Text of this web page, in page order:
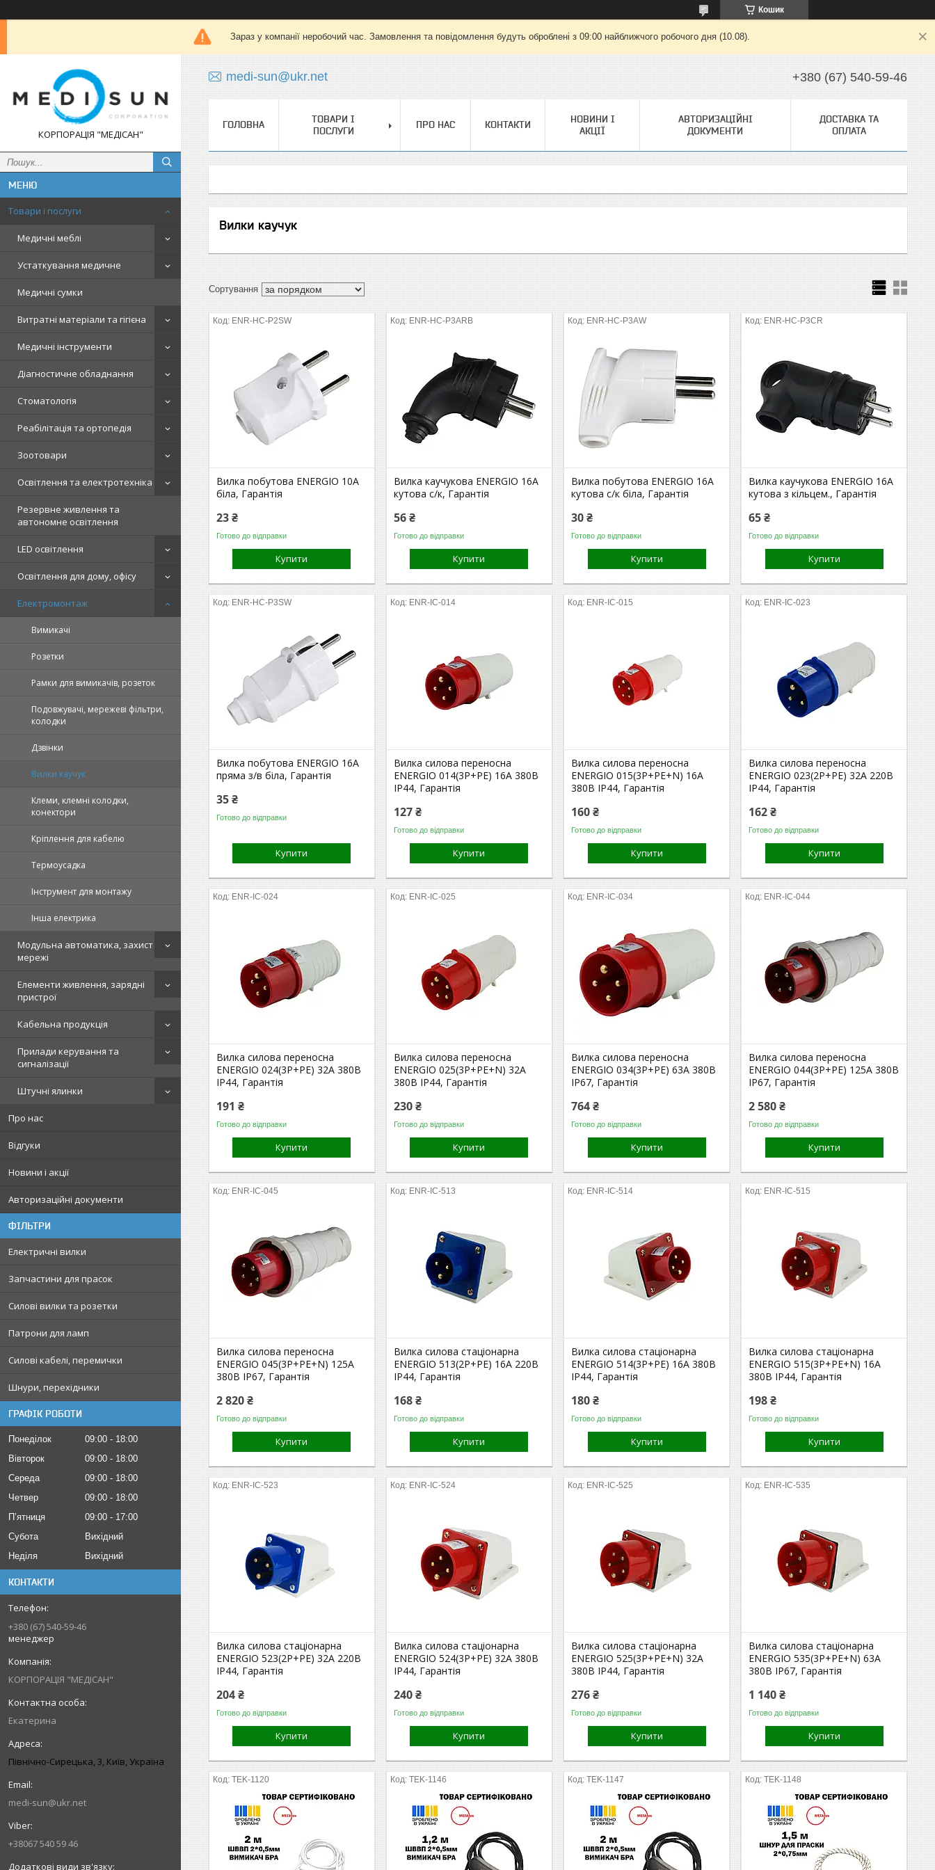
Кошик
Зараз у компанії неробочий час. Замовлення та повідомлення будуть оброблені з 09:00 найближчого робочого дня (10.08).
КОРПОРАЦІЯ "МЕДІСАН"
Товари і послуги
Медичні меблі
Устаткування медичне
Медичні сумки
Витратні матеріали та гігієна
Медичні інструменти
Діагностичне обладнання
Стоматологія
Реабілітація та ортопедія
Зоотовари
Освітлення та електротехніка
Резервне живлення та
автономне освітлення
LED освітлення
Освітлення для дому, офісу
Електромонтаж
Вимикачі
Розетки
Рамки для вимикачів, розеток
Подовжувачі, мережеві фільтри,
колодки
Дзвінки
Вилки каучук
Клеми, клемні колодки,
конектори
Кріплення для кабелю
Термоусадка
Інструмент для монтажу
Інша електрика
Модульна автоматика, захист
мережі
Елементи живлення, зарядні
пристрої
Кабельна продукція
Прилади керування та
сигналізації
Штучні ялинки
Про нас
Відгуки
Новини і акції
Авторизаційні документи
ФІЛЬТРИ
Електричні вилки
Запчастини для прасок
Силові вилки та розетки
Патрони для ламп
Силові кабелі, перемички
Шнури, перехідники
ГРАФІК РОБОТИ
Понеділок 09:00
18:00
Вівторок
09:00
18:00
Середа
09:00
18:00
Четвер
09:00
18:00
Пʼятниця
09:00
17:00
Субота
Вихідний
Неділя
Вихідний
КОНТАКТИ
+380 (67) 540-59-46
менеджер
КОРПОРАЦІЯ "МЕДІСАН"
Екатерина
Північно-Сирецька, 3, Київ, Україна
medi-sun@ukr.net
+38067 540 59 46
medi-sun@ukr.net +380 (67) 540-59-46
ГОЛОВНА
ТОВАРИ І
ПОСЛУГИ
ПРО НАС КОНТАКТИ
НОВИНИ І
АКЦІЇ
АВТОРИЗАЦІЙНІ
ДОКУМЕНТИ
ДОСТАВКА ТА
ОПЛАТА
Вилки каучук
ENR-HC-P2SW
Вилка побутова ENERGIO 10А
біла, Гарантія
23 ₴
Готово до відправки
Купити
ENR-HC-P3ARB
Вилка каучукова ENERGIO 16А
кутова с/к, Гарантія
56 ₴
Готово до відправки
Купити
ENR-HC-P3AW
Вилка побутова ENERGIO 16А
кутова с/к біла, Гарантія
30 ₴
Готово до відправки
Купити
ENR-HC-P3CR
Вилка каучукова ENERGIO 16А
кутова з кільцем., Гарантія
65 ₴
Готово до відправки
Купити
ENR-HC-P3SW
Вилка побутова ENERGIO 16А
пряма з/в біла, Гарантія
35 ₴
Готово до відправки
Купити
ENR-IC-014
Вилка силова переносна
ENERGIO 014(3P+PE) 16A 380В
IP44, Гарантія
127 ₴
Готово до відправки
Купити
ENR-IC-015
Вилка силова переносна
ENERGIO 015(3P+PE+N) 16A
380В IP44, Гарантія
160 ₴
Готово до відправки
Купити
ENR-IC-023
Вилка силова переносна
ENERGIO 023(2P+PE) 32A 220В
IP44, Гарантія
162 ₴
Готово до відправки
Купити
ENR-IC-024
Вилка силова переносна
ENERGIO 024(3P+PE) 32A 380В
IP44, Гарантія
191 ₴
Готово до відправки
Купити
ENR-IC-025
Вилка силова переносна
ENERGIO 025(3P+PE+N) 32A
380В IP44, Гарантія
230 ₴
Готово до відправки
Купити
ENR-IC-034
Вилка силова переносна
ENERGIO 034(3P+PE) 63A 380В
IP67, Гарантія
764 ₴
Готово до відправки
Купити
ENR-IC-044
Вилка силова переносна
ENERGIO 044(3P+PE) 125A 380В
IP67, Гарантія
2 580 ₴
Готово до відправки
Купити
ENR-IC-045
Вилка силова переносна
ENERGIO 045(3P+PE+N) 125A
380В IP67, Гарантія
2 820 ₴
Готово до відправки
Купити
ENR-IC-513
Вилка силова стаціонарна
ENERGIO 513(2P+PE) 16A 220В
IP44, Гарантія
168 ₴
Готово до відправки
Купити
ENR-IC-514
Вилка силова стаціонарна
ENERGIO 514(3P+PE) 16A 380В
IP44, Гарантія
180 ₴
Готово до відправки
Купити
ENR-IC-515
Вилка силова стаціонарна
ENERGIO 515(3P+PE+N) 16A
380В IP44, Гарантія
198 ₴
Готово до відправки
Купити
ENR-IC-523
Вилка силова стаціонарна
ENERGIO 523(2P+PE) 32A 220В
IP44, Гарантія
204 ₴
Готово до відправки
Купити
ENR-IC-524
Вилка силова стаціонарна
ENERGIO 524(3P+PE) 32A 380В
IP44, Гарантія
240 ₴
Готово до відправки
Купити
ENR-IC-525
Вилка силова стаціонарна
ENERGIO 525(3P+PE+N) 32A
380В IP44, Гарантія
276 ₴
Готово до відправки
Купити
ENR-IC-535
Вилка силова стаціонарна
ENERGIO 535(3P+PE+N) 63A
380В IP67, Гарантія
1 140 ₴
Готово до відправки
Купити
TEK-1120 TEK-1146 TEK-1147 TEK-1148